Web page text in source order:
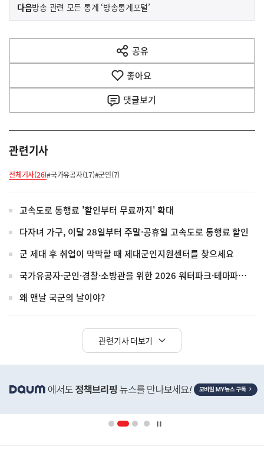
전
다
음
다음기
방송 관련 모든 통계 ‘방송통계포털’
공유
열
기
좋아요
댓글보기
관련기사
전체기사(26)#국가유공자(17)#군인(7)
고속도로 통행료 '할인부터 무료까지' 확대
다자녀 가구, 이달 28일부터 주말·공휴일 고속도로 통행료 할인
군 제대 후 취업이 막막할 때 제대군인지원센터를 찾으세요
국가유공자·군인·경찰·소방관을 위한 2026 워터파크·테마파크 할인 안내
왜 맨날 국군의 날이야?
관련기사 더보기
단
배
영